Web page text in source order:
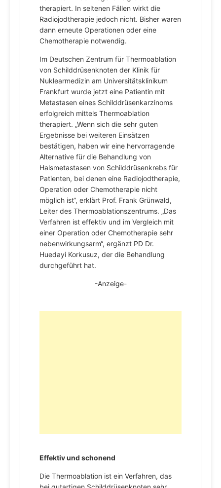
therapiert. In seltenen Fällen wirkt die
Radiojodtherapie jedoch nicht. Bisher waren
dann erneute Operationen oder eine
Chemotherapie notwendig.
Im Deutschen Zentrum für Thermoablation
von Schilddrüsenknoten der Klinik für
Nuklearmedizin am Universitätsklinikum
Frankfurt wurde jetzt eine Patientin mit
Metastasen eines Schilddrüsenkarzinoms
erfolgreich mittels Thermoablation
therapiert. „Wenn sich die sehr guten
Ergebnisse bei weiteren Einsätzen
bestätigen, haben wir eine hervorragende
Alternative für die Behandlung von
Halsmetastasen von Schilddrüsenkrebs für
Patienten, bei denen eine Radiojodtherapie,
Operation oder Chemotherapie nicht
möglich ist“, erklärt Prof. Frank Grünwald,
Leiter des Thermoablationszentrums. „Das
Verfahren ist effektiv und im Vergleich mit
einer Operation oder Chemotherapie sehr
nebenwirkungsarm“, ergänzt PD Dr.
Huedayi Korkusuz, der die Behandlung
durchgeführt hat.
-Anzeige-
Effektiv und schonend
Die Thermoablation ist ein Verfahren, das